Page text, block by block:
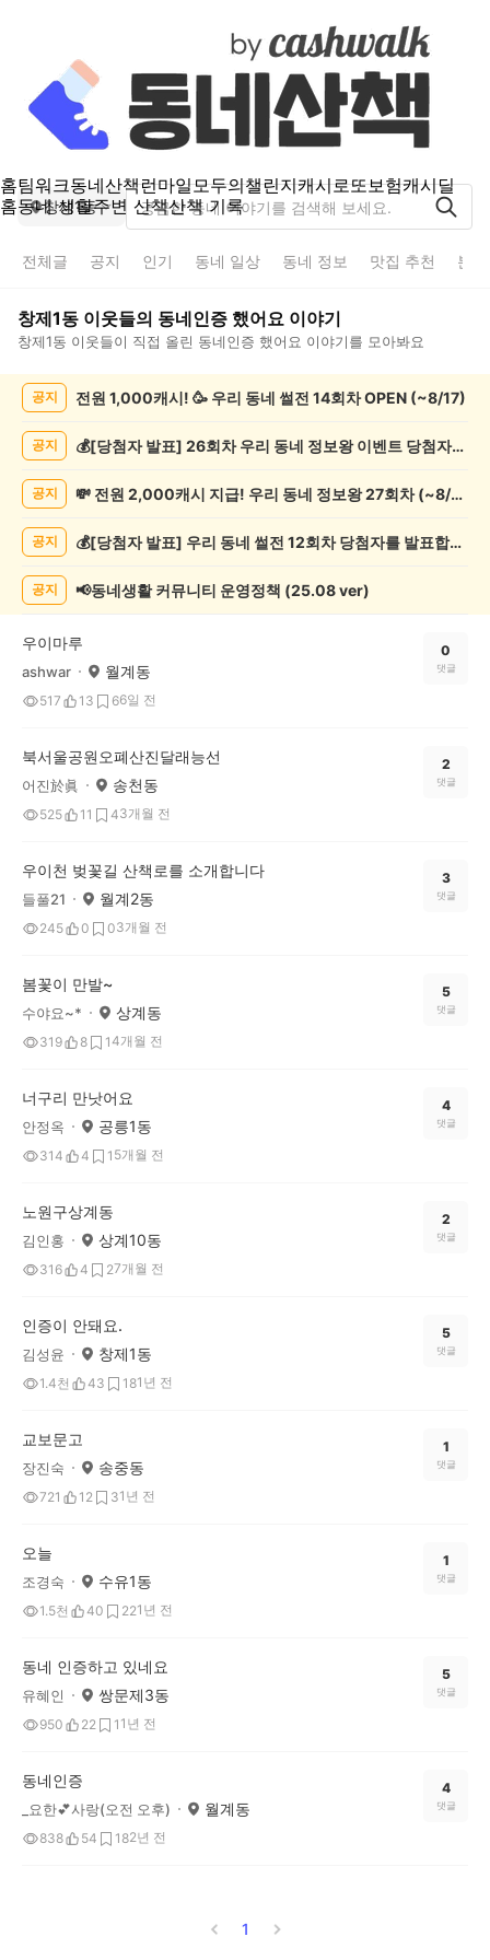
홈팀워크동네산책런마일모두의챌린지캐시로또보험캐시딜
홈동네 생활주변 산책산책 기록
창제1동
전체글 공지 인기 동네 일상 동네 정보 맛집 추천 분
창제1동 이웃들의 동네인증 했어요 이야기
창제1동 이웃들이 직접 올린 동네인증 했어요 이야기를 모아봐요
게
공지 전원 1,000캐시! 🥳 우리 동네 썰전 14회차 OPEN (~8/17)
공지 💰[당첨자 발표] 26회차 우리 동네 정보왕 이벤트 당첨자를 발표합니다!
공지 💸 전원 2,000캐시 지급! 우리 동네 정보왕 27회차 (~8/10)
공지 💰[당첨자 발표] 우리 동네 썰전 12회차 당첨자를 발표합니다!
공지 📢동네생활 커뮤니티 운영정책 (25.08 ver)
우이마루
ashwar 월계동
517 13 66일 전
0
댓글
북서울공원오폐산진달래능선
어진於眞 송천동
525 11 43개월 전
2
댓글
우이천 벚꽃길 산책로를 소개합니다
들풀21 월계2동
245 0 03개월 전
3
댓글
봄꽃이 만발~
수야요~* 상계동
319 8 14개월 전
5
댓글
너구리 만낫어요
안정옥 공릉1동
314 4 1 5개월 전
4
댓글
노원구상계동
김인홍 상계10동
316 4 27개월 전
2
댓글
인증이 안돼요.
김성윤 창제1동
1.4천 43 181년 전
5
댓글
교보문고
장진숙 송중동
721 12 31년 전
1
댓글
오늘
조경숙 수유1동
1.5천 40 221년 전
1
댓글
동네 인증하고 있네요
유혜인 쌍문제3동
950 22 1 1년 전
5
댓글
동네인증
_요한💕사랑(오전 오후) 월계동
838 54 182년 전
4
댓글
1